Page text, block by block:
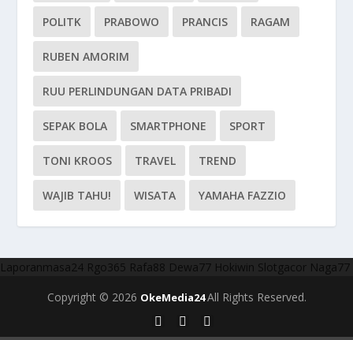
POLITK PRABOWO PRANCIS RAGAM
RUBEN AMORIM
RUU PERLINDUNGAN DATA PRIBADI
SEPAK BOLA SMARTPHONE SPORT
TONI KROOS TRAVEL TREND
WAJIB TAHU! WISATA YAMAHA FAZZIO
Laporanmasa24 Rgo365 Rafa88 Dewa77 Hokiwin Slotgacor Naga77
Copyright © 2026 OkeMedia24All Rights Reserved.